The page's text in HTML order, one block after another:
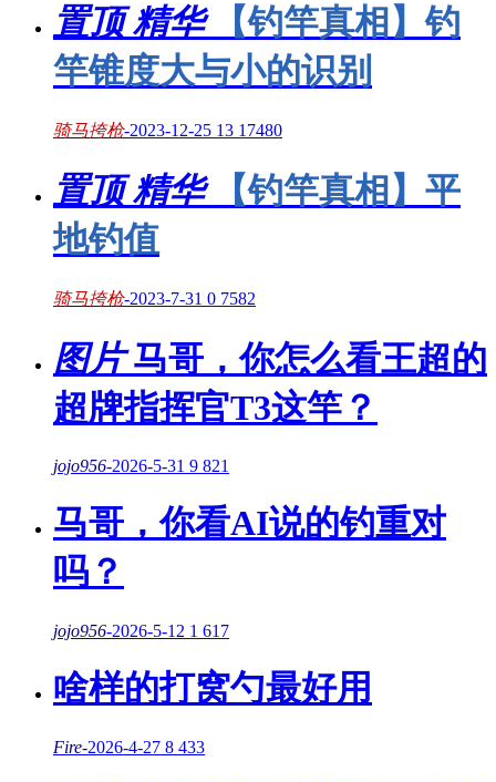
置顶 精华
【钓竿真相】钓
竿锥度大与小的识别
骑马挎枪-2023-12-25 13 17480
置顶 精华
【钓竿真相】平
地钓值
骑马挎枪-2023-7-31 0 7582
图片马哥，你怎么看王超的
超牌指挥官T3这竿？
jojo956-2026-5-31 9 821
马哥，你看AI说的钓重对
吗？
jojo956-2026-5-12 1 617
啥样的打窝勺最好用
Fire-2026-4-27 8 433